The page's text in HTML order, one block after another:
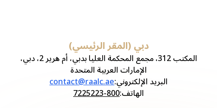
دبي (المقر الرئيسي)
المكتب 312، مجمع المحكمة العليا بدبي، أم هرير 2، دبي،
الإمارات العربية المتحدة
البريد الإلكتروني:
contact@raalc.ae
الهاتف:
800-7225223